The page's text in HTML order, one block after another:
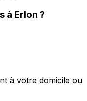
à Erlon ?
à votre domicile ou